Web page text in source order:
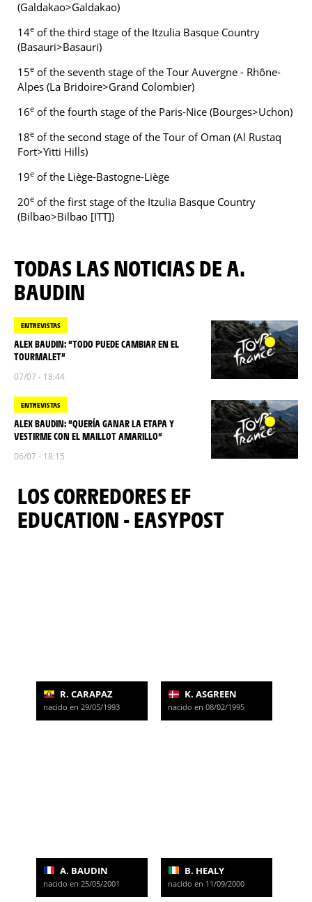
(Galdakao>Galdakao)
14e of the third stage of the Itzulia Basque Country
(Basauri>Basauri)
15e of the seventh stage of the Tour Auvergne - Rhône-
Alpes (La Bridoire>Grand Colombier)
16e of the fourth stage of the Paris-Nice (Bourges>Uchon)
18e of the second stage of the Tour of Oman (Al Rustaq
Fort>Yitti Hills)
19e of the Liège-Bastogne-Liège
20e of the first stage of the Itzulia Basque Country
(Bilbao>Bilbao [ITT])
TODAS LAS NOTICIAS DE A.
BAUDIN
ENTREVISTAS
ALEX BAUDIN: “TODO PUEDE CAMBIAR EN EL
TOURMALET”
07/07 - 18:44
ENTREVISTAS
ALEX BAUDIN: “QUERÍA GANAR LA ETAPA Y
VESTIRME CON EL MAILLOT AMARILLO”
06/07 - 18:15
LOS CORREDORES EF
EDUCATION - EASYPOST
R. CARAPAZ
nacido en 29/05/1993
K. ASGREEN
nacido en 08/02/1995
A. BAUDIN
nacido en 25/05/2001
B. HEALY
nacido en 11/09/2000